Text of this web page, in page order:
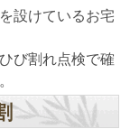
設けているお宅
び割れ点検で確